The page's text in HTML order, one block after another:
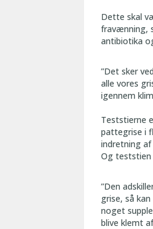
Dette skal
fravænning,
antibiotika
”Det sker
alle vores
igennem
Teststierne
pattegrise i
indretning
Og teststien
”Den
grise, så
noget
blive klemt